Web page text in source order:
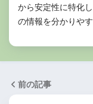
から安定性に特化
の情報を分かりや
前の記事